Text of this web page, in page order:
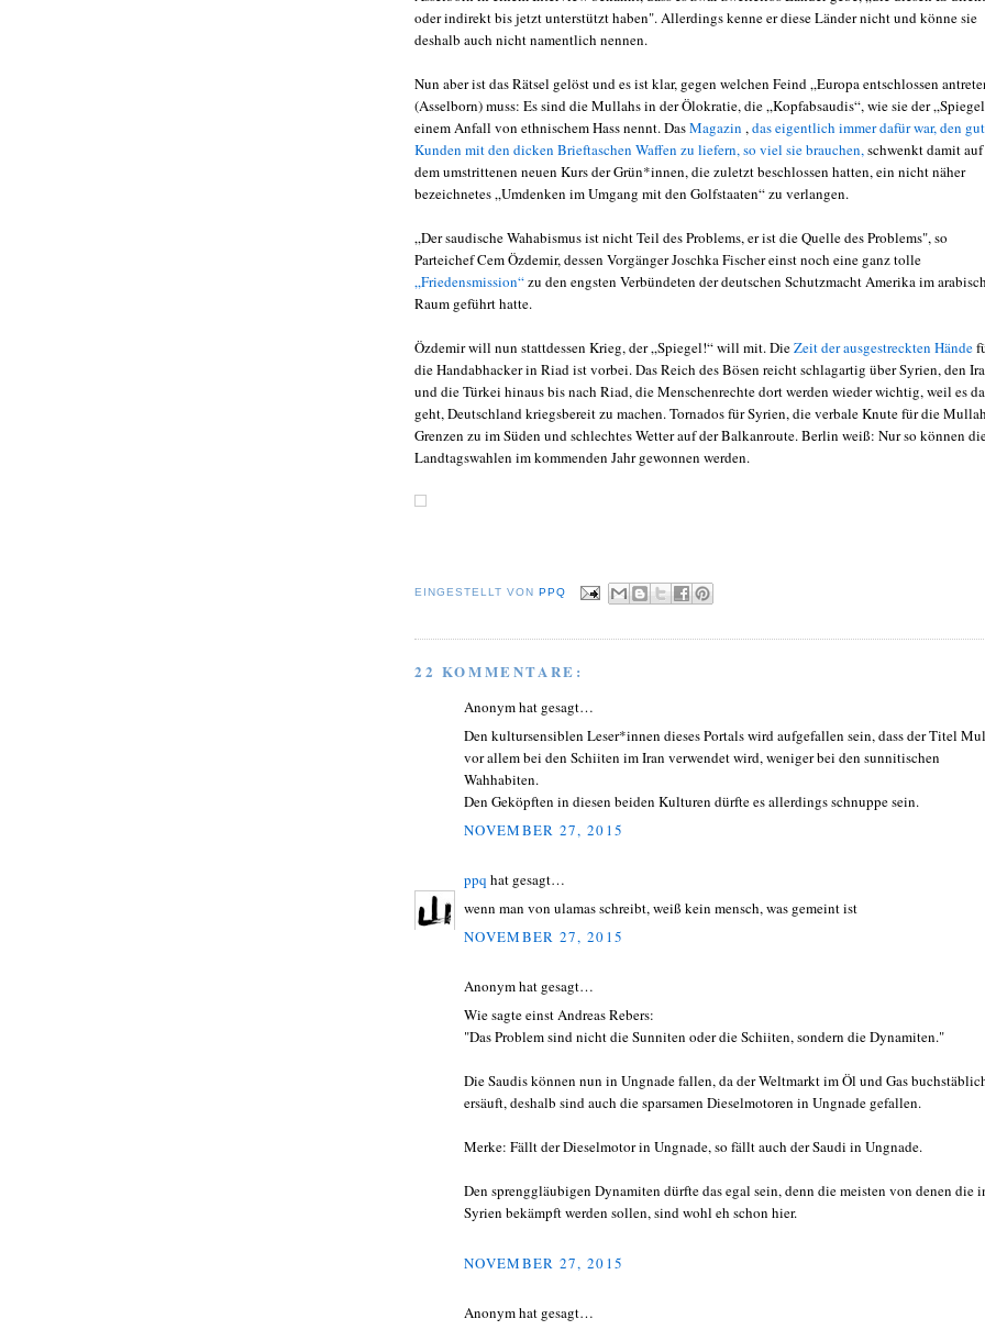
oder indirekt bis jetzt unterstützt haben". Allerdings kenne er diese Länder nicht und könne sie
deshalb auch nicht namentlich nennen.
Nun aber ist das Rätsel gelöst und es ist klar, gegen welchen Feind „Europa entschlossen
(Asselborn) muss: Es sind die Mullahs in der Ölokratie, die „Kopfabsaudis“, wie sie der
einem Anfall von ethnischem Hass nennt. DasMagazin , das eigentlich immer dafür war, den
Kunden mit den dicken Brieftaschen Waffen zu liefern, so viel sie brauchen, schwenkt damit auf
dem umstrittenen neuen Kurs der Grün*innen, die zuletzt beschlossen hatten, ein nicht näher
bezeichnetes „Umdenken im Umgang mit den Golfstaaten“ zu verlangen.
„Der saudische Wahabismus ist nicht Teil des Problems, er ist die Quelle des Problems", so
Parteichef Cem Özdemir, dessen Vorgänger Joschka Fischer einst noch eine ganz tolle
„Friedensmission“zu den engsten Verbündeten der deutschen Schutzmacht Amerika im
Raum geführt hatte.
Özdemir will nun stattdessen Krieg, der „Spiegel!“ will mit. DieZeit der ausgestreckten Hände
die Handabhacker in Riad ist vorbei. Das Reich des Bösen reicht schlagartig über Syrien, den
und die Türkei hinaus bis nach Riad, die Menschenrechte dort werden wieder wichtig, weil es
geht, Deutschland kriegsbereit zu machen. Tornados für Syrien, die verbale Knute für die
Grenzen zu im Süden und schlechtes Wetter auf der Balkanroute. Berlin weiß: Nur so können
Landtagswahlen im kommenden Jahr gewonnen werden.
EINGESTELLT VON PPQ
22 KOMMENTARE:
Anonym hat gesagt…
Den kultursensiblen Leser*innen dieses Portals wird aufgefallen sein, dass der Titel
vor allem bei den Schiiten im Iran verwendet wird, weniger bei den sunnitischen
Wahhabiten.
Den Geköpften in diesen beiden Kulturen dürfte es allerdings schnuppe sein.
NOVEMBER 27, 2015
ppq hat gesagt…
wenn man von ulamas schreibt, weiß kein mensch, was gemeint ist
NOVEMBER 27, 2015
Anonym hat gesagt…
Wie sagte einst Andreas Rebers:
"Das Problem sind nicht die Sunniten oder die Schiiten, sondern die Dynamiten."
Die Saudis können nun in Ungnade fallen, da der Weltmarkt im Öl und Gas
ersäuft, deshalb sind auch die sparsamen Dieselmotoren in Ungnade gefallen.
Merke: Fällt der Dieselmotor in Ungnade, so fällt auch der Saudi in Ungnade.
Den sprenggläubigen Dynamiten dürfte das egal sein, denn die meisten von denen die
Syrien bekämpft werden sollen, sind wohl eh schon hier.
NOVEMBER 27, 2015
Anonym hat gesagt…